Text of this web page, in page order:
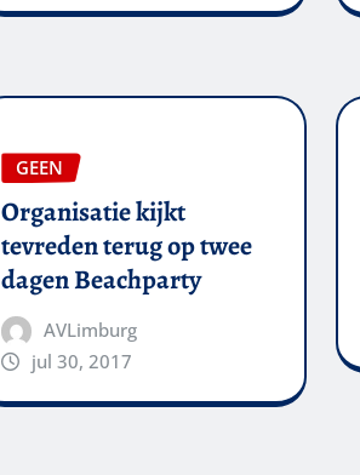
GEEN
Organisatie kijkt
tevreden terug op twee
dagen Beachparty
AVLimburg
jul 30, 2017